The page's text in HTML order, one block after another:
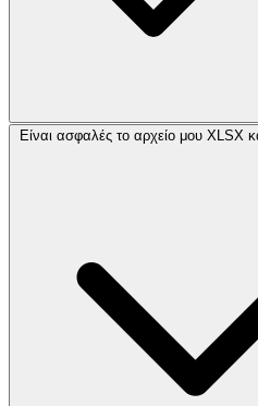
Είναι ασφαλές το αρχείο μου XLSX